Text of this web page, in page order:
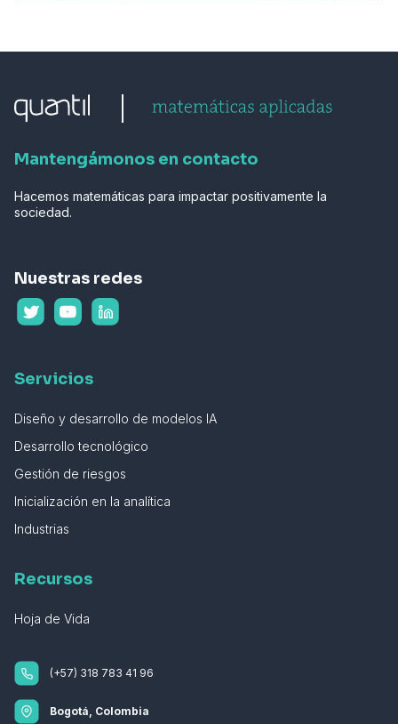
Mantengámonos en contacto
Hacemos matemáticas para impactar positivamente la
sociedad.
Nuestras redes
Servicios
Diseño y desarrollo de modelos IA
Desarrollo tecnológico
Gestión de riesgos
Inicialización en la analítica
Industrias
Recursos
Hoja de Vida
(+57) 318 783 41 96
Bogotá, Colombia